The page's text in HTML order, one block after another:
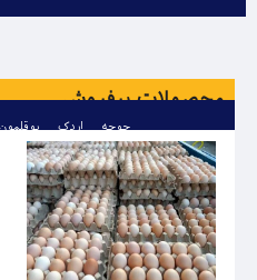
محصولات پرفروش
جوجه اردک بوقلمون